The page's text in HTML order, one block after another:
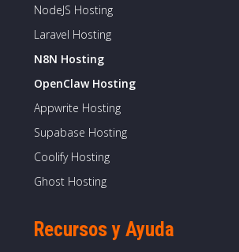
NodeJS Hosting
Laravel Hosting
N8N Hosting
OpenClaw Hosting
Appwrite Hosting
Supabase Hosting
Coolify Hosting
Ghost Hosting
Recursos y Ayuda